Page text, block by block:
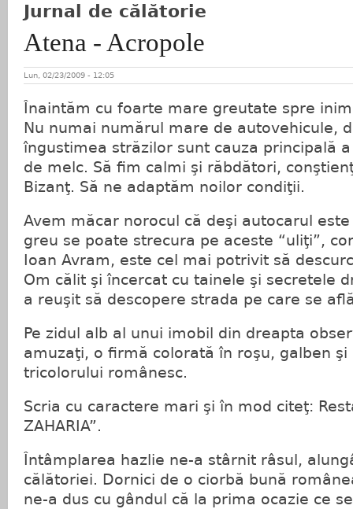
Jurnal de călătorie
Atena - Acropole
Lun, 02/23/2009 - 12:05
Înaintăm cu foarte mare greutate spre
Nu numai numărul mare de autovehicule,
îngustimea străzilor sunt cauza principală
de melc. Să fim calmi şi răbdători,
Bizanţ. Să ne adaptăm noilor condiţii.
Avem măcar norocul că deşi autocarul
greu se poate strecura pe aceste “uliţi”,
Ioan Avram, este cel mai potrivit să
Om călit şi încercat cu tainele şi secretele
a reuşit să descopere strada pe care se
Pe zidul alb al unui imobil din dreapta
amuzaţi, o firmă colorată în roşu, galben
tricolorului românesc.
Scria cu caractere mari şi în mod citeţ:
ZAHARIA”.
Întâmplarea hazlie ne-a stârnit râsul,
călătoriei. Dornici de o ciorbă bună
ne-a dus cu gândul că la prima ocazie ce